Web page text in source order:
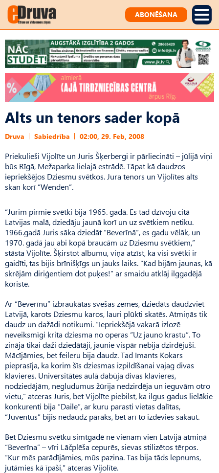
ABONĒŠANA
Alts un tenors sader kopā
Druva Sabiedrība 02:00, 29. Feb, 2008
Priekulieši Vijolīte un Juris Šķerbergi ir pārliecināti – jūlijā viņi
būs Rīgā, Mežaparka lielajā estrādē. Tāpat kā daudzos
iepriekšējos Dziesmu svētkos. Jura tenors un Vijolītes alts
skan korī “Wenden”.
“Jurim pirmie svētki bija 1965. gadā. Es tad dzīvoju citā
Latvijas malā, dziedāju jaunā korī un uz svētkiem netiku.
1966.gadā Juris sāka dziedāt “Beverīnā”, es gadu vēlāk, un
1970. gadā jau abi kopā braucām uz Dziesmu svētkiem,”
stāsta Vijolīte. Šķirstot albumu, viņa atzīst, ka visi svētki ir
gaidīti, tas bijis brīnišķīgs un jauks laiks. “Kad bijām jaunas, kā
skrējām diriģentiem dot puķes!” ar smaidu atklāj ilggadējā
koriste.
Ar “Beverīnu” izbraukātas svešas zemes, dziedāts daudzviet
Latvijā, karots Dziesmu karos, lauri plūkti skatēs. Atmiņās tik
daudz un dažādi notikumi. “Iepriekšējā vakarā izlozē
neveiksmīgi krita dziesma no operas “Uz jauno krastu”. To
zināja tikai daži dziedātāji, jaunie vispār nebija dzirdējuši.
Mācījāmies, bet feileru bija daudz. Tad Imants Kokars
pieprasīja, ka korim šīs dziesmas izpildīšanai vajag divas
klavieres. Universitātes aulā dabūja divas klavieres,
nodziedājām, negludumus žūrija nedzirdēja un ieguvām otro
vietu,” atceras Juris, bet Vijolīte piebilst, ka ilgus gadus lielākie
konkurenti bija “Daile”, ar kuru parasti vietas dalītas,
“Juventus” bijis nedaudz pārāks, bet arī to izdevies sakaut.
Bet Dziesmu svētku simtgadē ne vienam vien Latvijā atmiņā
“Beverīna” – vīri Lāčplēša cepurēs, sievas stilizētos tērpos.
“Kur mēs parādījāmies, mūs pazina. Tas bija tāds lepnums,
jutāmies kā īpaši,” atceras Vijolīte.